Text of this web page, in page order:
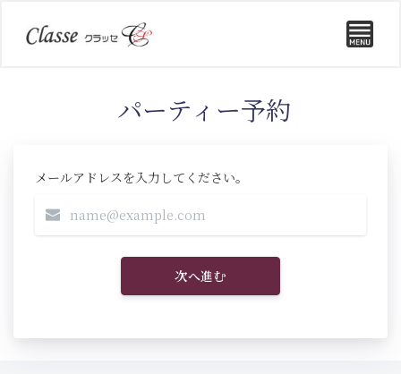
パーティー予約
メールアドレスを入力してください。
次へ進む